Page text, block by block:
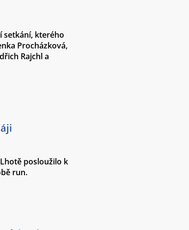
setkání, kterého
Procházková,
Rajchl a
posloužilo k
run.